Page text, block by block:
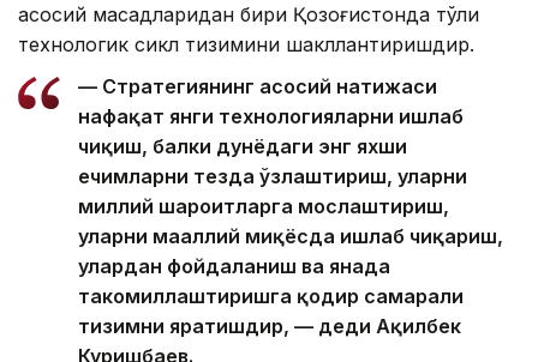
асосий мақсадларидан бири Қозоғистонда тўлиқ
технологик сикл тизимини шакллантиришдир.
— Стратегиянинг асосий натижаси
нафақат янги технологияларни ишлаб
чиқиш, балки дунёдаги энг яхши
ечимларни тезда ўзлаштириш, уларни
миллий шароитларга мослаштириш,
уларни маҳаллий миқёсда ишлаб чиқариш,
улардан фойдаланиш ва янада
такомиллаштиришга қодир самарали
тизимни яратишдир, — деди Ақилбек
Куришбаев.